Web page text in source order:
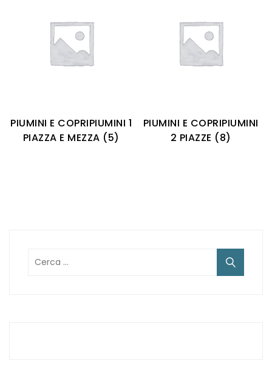
PIUMINI E COPRIPIUMINI 1
PIAZZA E MEZZA (5)
PIUMINI E COPRIPIUMINI
2 PIAZZE (8)
per: